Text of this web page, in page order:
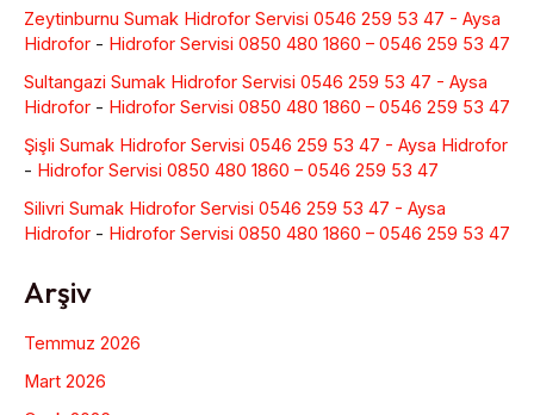
Zeytinburnu Sumak Hidrofor Servisi 0546 259 53 47 - Aysa
Hidrofor - Hidrofor Servisi 0850 480 1860 – 0546 259 53 47
Sultangazi Sumak Hidrofor Servisi 0546 259 53 47 - Aysa
Hidrofor - Hidrofor Servisi 0850 480 1860 – 0546 259 53 47
Şişli Sumak Hidrofor Servisi 0546 259 53 47 - Aysa Hidrofor
- Hidrofor Servisi 0850 480 1860 – 0546 259 53 47
Silivri Sumak Hidrofor Servisi 0546 259 53 47 - Aysa
Hidrofor - Hidrofor Servisi 0850 480 1860 – 0546 259 53 47
Arşiv
Temmuz 2026
Mart 2026